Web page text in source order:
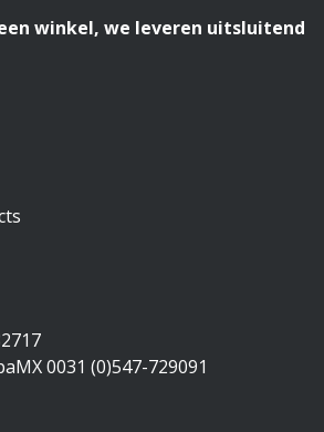
winkel, we leveren uitsluitend
0031 (0)547-729091